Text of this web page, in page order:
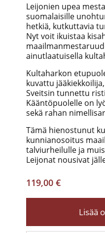
Leijonien upea
suomalaisille
hetkiä, kutkuttavia
Nyt voit ikuistaa
ainutlaatuisella kulta
Kultaharkon
kuvattu
Sveitsin tunnettu
Kääntöpuolelle on
sekä rahan
Tämä hienostunut
kunnianosoitus
talviurheilulle ja
Leijonat nousivat
119,00 €
Lisää